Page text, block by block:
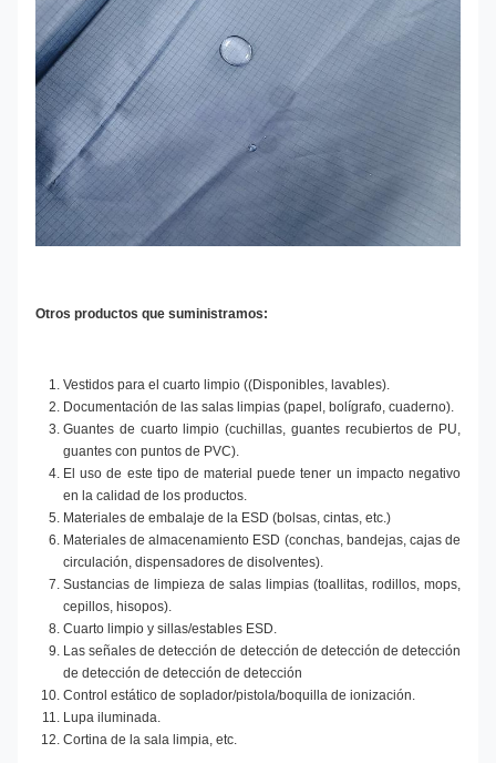
Otros productos que suministramos:
Vestidos para el cuarto limpio ((Disponibles, lavables).
Documentación de las salas limpias (papel, bolígrafo, cuaderno).
Guantes de cuarto limpio (cuchillas, guantes recubiertos de PU,
guantes con puntos de PVC).
El uso de este tipo de material puede tener un impacto negativo
en la calidad de los productos.
Materiales de embalaje de la ESD (bolsas, cintas, etc.)
Materiales de almacenamiento ESD (conchas, bandejas, cajas de
circulación, dispensadores de disolventes).
Sustancias de limpieza de salas limpias (toallitas, rodillos, mops,
cepillos, hisopos).
Cuarto limpio y sillas/estables ESD.
Las señales de detección de detección de detección de detección
de detección de detección de detección
Control estático de soplador/pistola/boquilla de ionización.
Lupa iluminada.
Cortina de la sala limpia, etc.